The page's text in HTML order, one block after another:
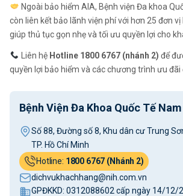
Ngoài bảo hiểm AIA, Bệnh viện Đa khoa
còn liên kết bảo lãnh viện phí với hơn 25 đơn
giúp thủ tục gọn nhẹ và tối ưu quyền lợi cho
Liên hệ Hotline 1800 6767 (nhánh 2) để
quyền lợi bảo hiểm và các chương trình ưu đãi
Bệnh Viện Đa Khoa Quốc Tế
Số 88, Đường số 8, Khu dân cư Trung
TP. Hồ Chí Minh
Hotline: 1800 6767 (Nhánh 2)
dichvukhachhang@nih.com.vn
GPĐKKD: 0312088602 cấp ngày 14/12/